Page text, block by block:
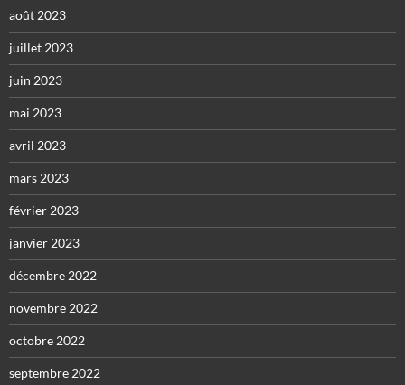
août 2023
juillet 2023
juin 2023
mai 2023
avril 2023
mars 2023
février 2023
janvier 2023
décembre 2022
novembre 2022
octobre 2022
septembre 2022